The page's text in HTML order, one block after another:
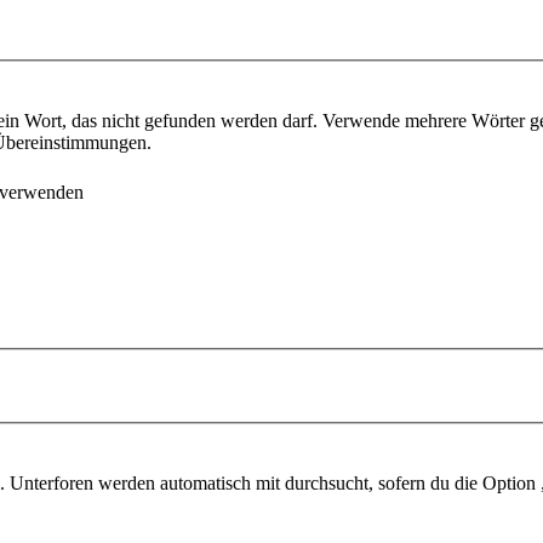
Wort, das nicht gefunden werden darf. Verwende mehrere Wörter
werden automatisch mit durchsucht, sofern du die